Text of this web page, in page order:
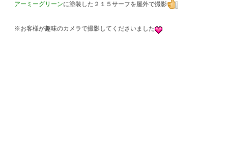
アーミーグリーンに塗装した２１５サーフを屋外で撮影
※お客様が趣味のカメラで撮影してくださいました